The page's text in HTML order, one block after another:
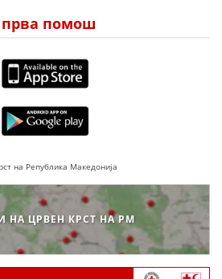
прва помош
на Република Македонија
НА ЦРВЕН КРСТ НА РМ